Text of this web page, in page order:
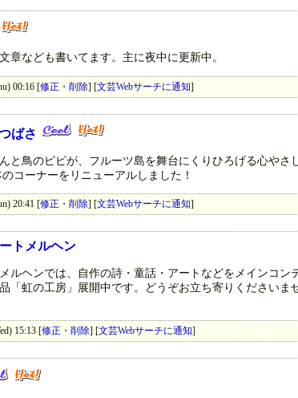
章なども書いてます。主に夜中に更新中。
00:16 [修正・削除] [文芸Webサーチに通知]
ばさ
と鳥のピピが、フルーツ島を舞台にくりひろげる心やさ
コーナーをリニューアルしました！
20:41 [ 修正・削除 文芸Webサーチに通知
トメルヘン
ルヘンでは、自作の詩・童話・アートなどをメインコン
「虹の工房」展開中です。どうぞお立ち寄りくださいま
15:13 [ 修正・削除 文芸Webサーチに通知